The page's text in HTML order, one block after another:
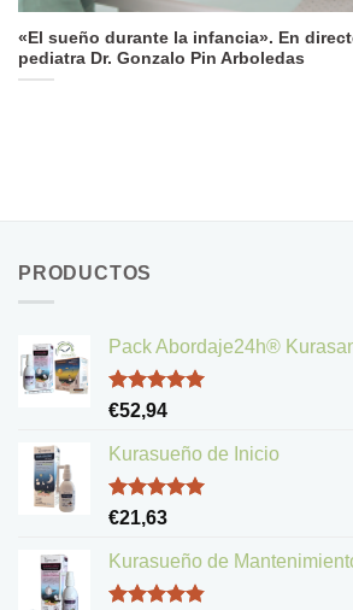
«El sueño durante la infancia». En
pediatra Dr. Gonzalo Pin Arboledas
PRODUCTOS
Pack Abordaje24h®
Valorado
de 5
€52,94
Kurasueño de Inicio
Valorado
de 5
€21,63
Kurasueño de